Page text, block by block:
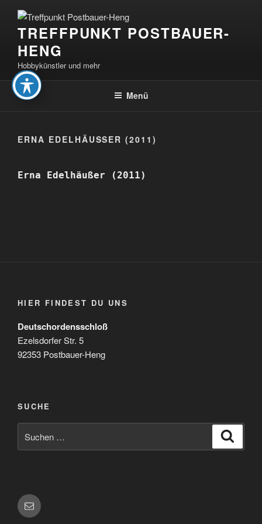
Inhalt
springenTREFFPUNKT POSTBAUER-
HENG
Hobbykünstler und mehr
Menü
ERNA EDELHÄUSSER (2011)
Erna Edelhäußer (2011)
HIER FINDEST DU UNS
Deutschordensschloß
Ezelsdorfer Str. 5
92353 Postbauer-Heng
SUCHE
nach:
E-
Mail